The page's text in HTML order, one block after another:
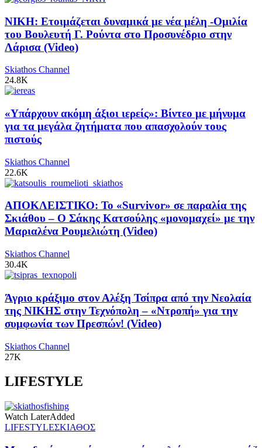
ΝΙΚΗ: Ετοιμάζεται δυναμικά με νέα μέλη -Ομιλία
του Βουλευτή Γ. Ρούντα στο Προσυνέδριο στην
Λάρισα (Video)
Skiathos Channel
24.8K
«Υπάρχουν ακόμη άξιοι ιερείς»: Βίντεο με μήνυμα
για τα μεγάλα ζητήματα που απασχολούν τους
πιστούς
Skiathos Channel
22.6K
ΑΠΟΚΛΕΙΣΤΙΚΟ: Το «Survivor» σε παραλία της
Σκιάθου – Ο Σάκης Κατσούλης «μονομαχεί» με την
Μαριαλένα Ρουμελιώτη (Video)
Skiathos Channel
30.4K
Άγριο κράξιμο στον Αλέξη Τσίπρα από την Νεολαία
της ΝΙΚΗΣ στην Τεχνόπολη – «Ντροπή» για την
συμφωνία των Πρεσπών! (Video)
Skiathos Channel
27K
LIFESTYLE
Watch LaterAdded
LIFESTYLEΣΚΙΑΘΟΣ